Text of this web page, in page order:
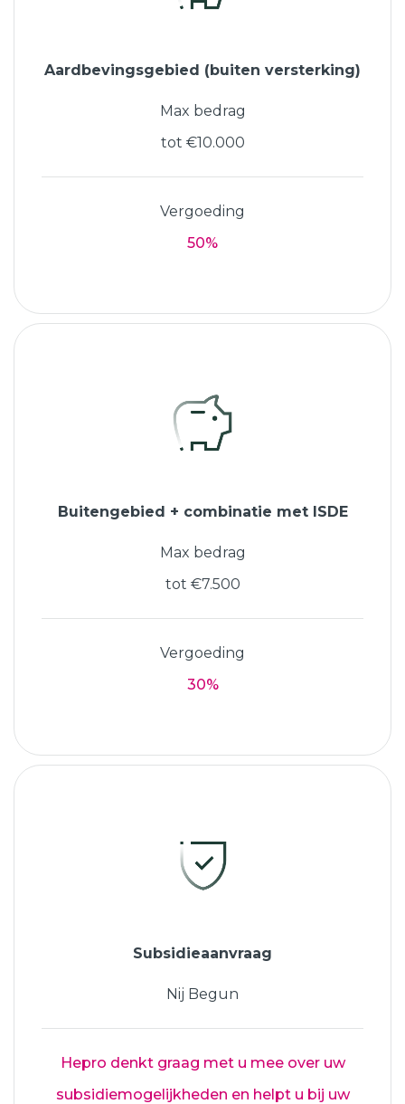
Aardbevingsgebied (buiten versterking)
Max bedrag
tot €10.000
Vergoeding
50%
Buitengebied + combinatie met ISDE
Max bedrag
tot €7.500
Vergoeding
30%
Subsidieaanvraag
Nij Begun
Hepro denkt graag met u mee over uw
subsidiemogelijkheden en helpt u bij uw